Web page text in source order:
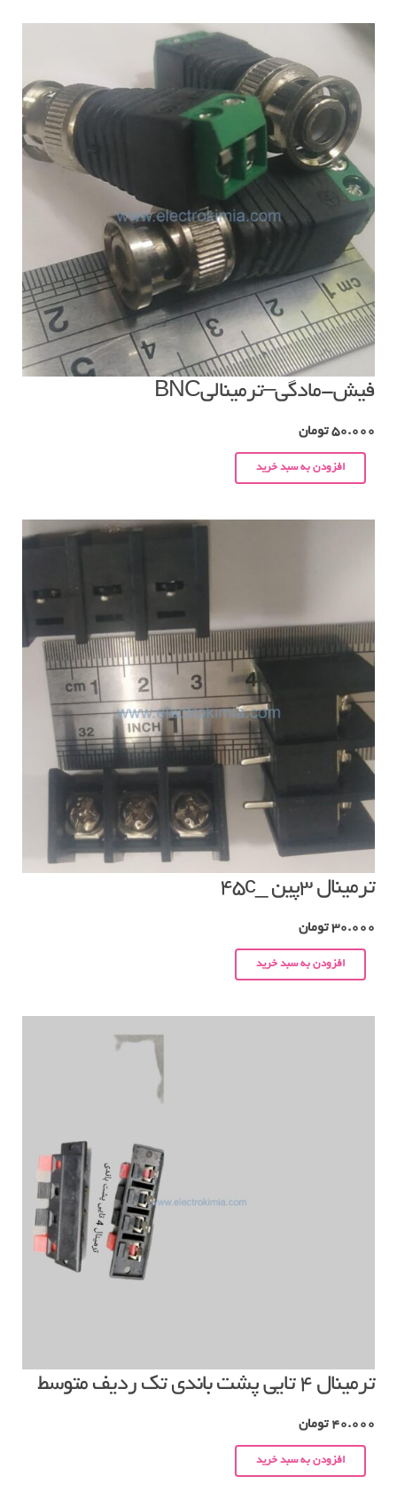
فیش-مادگی–ترمینالیBNC
50.000 تومان
افزودن به سبد خرید
ترمینال ۳پین _۴۵c
30.000 تومان
افزودن به سبد خرید
ترمینال ۴ تایی پشت باندی تک ردیف متوسط
40.000 تومان
افزودن به سبد خرید